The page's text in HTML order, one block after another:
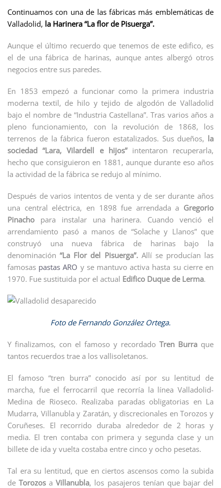
Continuamos con una de las fábricas más emblemáticas de
Valladolid, la Harinera “La flor de Pisuerga”.
Aunque el último recuerdo que tenemos de este edifico, es
el de una fábrica de harinas, aunque antes albergó otros
negocios entre sus paredes.
En 1853 empezó a funcionar como la primera industria
moderna textil, de hilo y tejido de algodón de Valladolid
bajo el nombre de “Industria Castellana”. Tras varios años a
pleno funcionamiento, con la revolución de 1868, los
terrenos de la fábrica fueron estatalizados. Sus dueños, la
sociedad “Lara, Vilardell e hijos”intentaron recuperarla,
hecho que consiguieron en 1881, aunque durante eso años
la actividad de la fábrica se redujo al mínimo.
Después de varios intentos de venta y de ser durante años
una central eléctrica, en 1898 fue arrendada a Gregorio
Pinacho para instalar una harinera. Cuando venció el
arrendamiento pasó a manos de “Solache y Llanos” que
construyó una nueva fábrica de harinas bajo la
denominación“La Flor del Pisuerga”.Allí se producían las
famosas pastas ARO y se mantuvo activa hasta su cierre en
1970. Fue sustituida por el actual Edifico Duque de Lerma.
Foto de Fernando González Ortega.
Y finalizamos, con el famoso y recordado Tren Burra que
tantos recuerdos trae a los vallisoletanos.
El famoso “tren burra” conocido así por su lentitud de
marcha, fue el ferrocarril que recorría la línea Valladolid-
Medina de Rioseco. Realizaba paradas obligatorias en La
Mudarra, Villanubla y Zaratán, y discrecionales en Torozos y
Coruñeses. El recorrido duraba alrededor de 2 horas y
media. El tren contaba con primera y segunda clase y un
billete de ida y vuelta costaba entre cinco y ocho pesetas.
Tal era su lentitud, que en ciertos ascensos como la subida
deTorozos aVillanubla, los pasajeros tenían que bajar del